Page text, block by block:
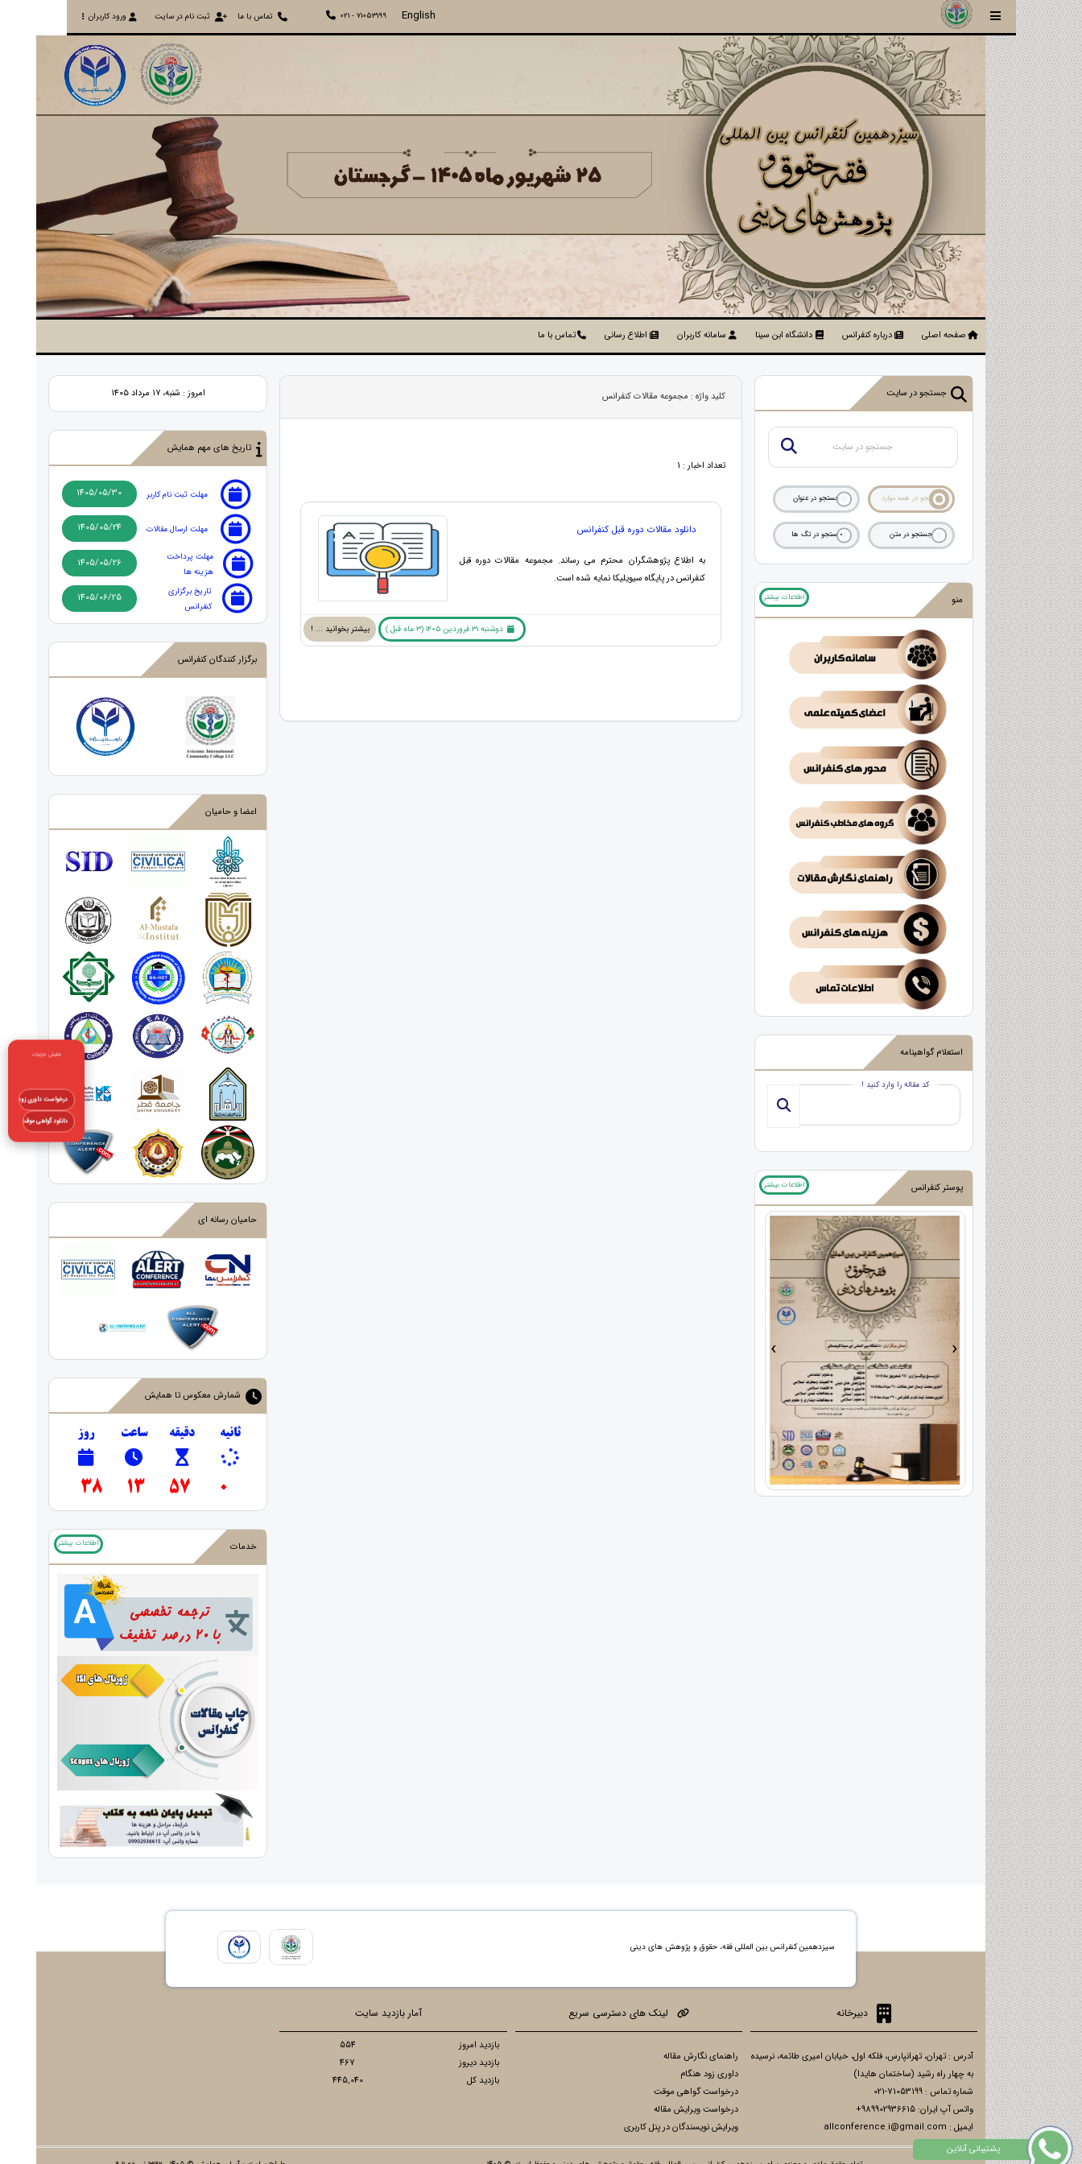
English
021 - 71053199 تماس با ما ثبت نام در سایت ورود کاربران
صفحه اصلی درباره کنفرانس دانشگاه ابن سینا سامانه کاربران اطلاع رسانی تماس با ما
جستجو در سایت
جستجو در همه موارد جستجو در عنوان
جستجو در متن جستجو در تگ ها
منو اطلاعات بیشتر
استعلام گواهینامه
کد مقاله را وارد کنید !
پوستر کنفرانس اطلاعات بیشتر
› ‹
کلید واژه : مجموعه مقالات کنفرانس
تعداد اخبار : 1
دانلود مقالات دوره قبل کنفرانس
به اطلاع پژوهشگران محترم می رساند. مجموعه مقالات دوره قبل
کنفرانس در پایگاه سیویلیکا نمایه شده است.
دوشنبه 31 فروردین 1405 (3 ماه قبل ) بیشتر بخوانید ... !
امروز : شنبه، ۱۷ مرداد ۱۴۰۵
تاریخ های مهم همایش
مهلت ثبت نام کاربر 1405/05/30
مهلت ارسال مقالات 1405/05/24
مهلت پرداخت
هزینه ها
1405/05/26
تاریخ برگزاری
کنفرانس
1405/06/25
برگزار کنندگان کنفرانس
اعضا و حامیان
حامیان رسانه ای
شمارش معکوس تا همایش
ثانیه دقیقه ساعت روز
59
56
13
38
خدمات اطلاعات بیشتر
سیزدهمین کنفرانس بین المللی فقه، حقوق و پژوهش های دینی
دبیرخانه
آدرس : تهران، تهرانپارس، فلکه اول، خیابان امیری طائمه، نرسیده
به چهار راه رشید (ساختمان هایدا)
شماره تماس : 71053199-021
واتس آپ ایران: 989902936615+
ایمیل : allconference.i@gmail.com
لینک های دسترسی سریع
راهنمای نگارش مقاله
داوری زود هنگام
درخواست گواهی موقت
درخواست ویرایش مقاله
ویرایش نویسندگان در پنل کاربری
آمار بازدید سایت
بازدید امروز
554
بازدید دیروز
467
بازدید کل
445,040
نمایش جزئیات
درخواست داوری زودهنگام
دانلود گواهی موقت